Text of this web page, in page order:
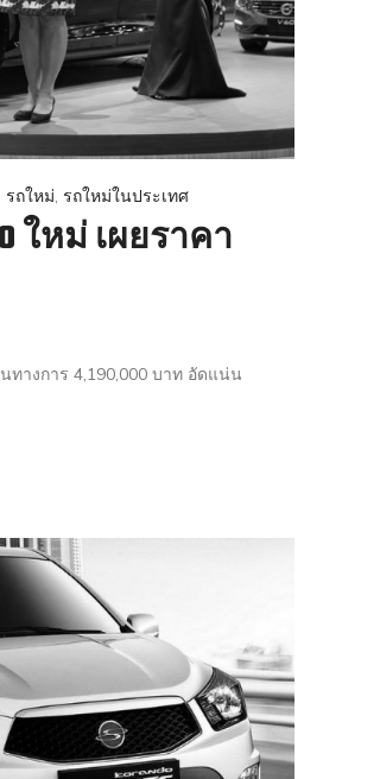
รถใหม่, รถใหม่ในประเทศ
ใหม่ เผยราคา
ทางการ 4,190,000 บาท อัดแน่น